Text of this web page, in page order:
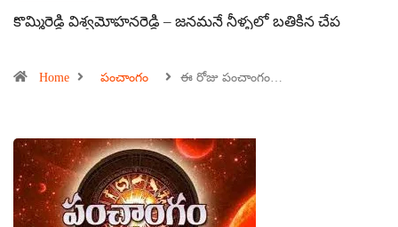
కొమ్మిరెడ్డి విశ్వమోహనరెడ్డి – జనమనే నీళ్ళలో బతికిన చేప
Home పంచాంగం ఈ రోజు పంచాంగం…